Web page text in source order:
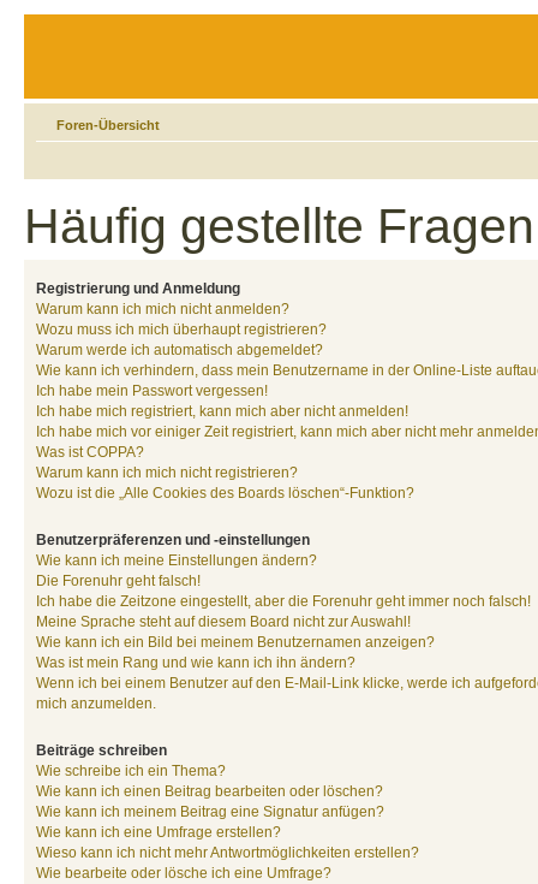
Foren-Übersicht
Häufig gestellte Fragen
Registrierung und Anmeldung
Warum kann ich mich nicht anmelden?
Wozu muss ich mich überhaupt registrieren?
Warum werde ich automatisch abgemeldet?
Wie kann ich verhindern, dass mein Benutzername in der Online-Liste
Ich habe mein Passwort vergessen!
Ich habe mich registriert, kann mich aber nicht anmelden!
Ich habe mich vor einiger Zeit registriert, kann mich aber nicht mehr
Was ist COPPA?
Warum kann ich mich nicht registrieren?
Wozu ist die „Alle Cookies des Boards löschen“-Funktion?
Benutzerpräferenzen und -einstellungen
Wie kann ich meine Einstellungen ändern?
Die Forenuhr geht falsch!
Ich habe die Zeitzone eingestellt, aber die Forenuhr geht immer noch falsch!
Meine Sprache steht auf diesem Board nicht zur Auswahl!
Wie kann ich ein Bild bei meinem Benutzernamen anzeigen?
Was ist mein Rang und wie kann ich ihn ändern?
Wenn ich bei einem Benutzer auf den E-Mail-Link klicke, werde ich
mich anzumelden.
Beiträge schreiben
Wie schreibe ich ein Thema?
Wie kann ich einen Beitrag bearbeiten oder löschen?
Wie kann ich meinem Beitrag eine Signatur anfügen?
Wie kann ich eine Umfrage erstellen?
Wieso kann ich nicht mehr Antwortmöglichkeiten erstellen?
Wie bearbeite oder lösche ich eine Umfrage?